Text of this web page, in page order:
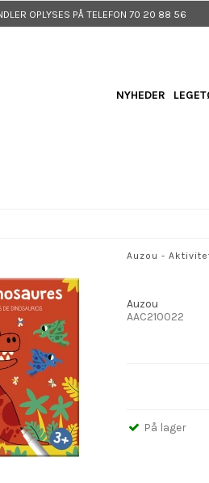
OPLYSES PÅ TELEFON 70 20 88 56
NYHEDER
Auzou -
Auzou
AAC210022
På lager